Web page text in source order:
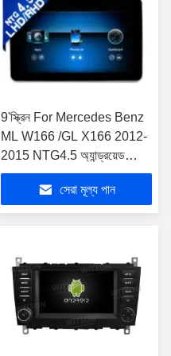
9'স্ক্রিন For Mercedes Benz
ML W166 /GL X166 2012-
2015 NTG4.5 অ্যান্ড্রয়েড
মাল্টিমিডিয়া প্লেয়ার
সেরা মূল্য পান